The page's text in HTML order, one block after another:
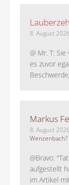
8. August 2026
@ Mr. T:
es zuvor
Markus
8. August 2026
Wenzenbach?
@Bravo:
aufgestellt
im Artikel